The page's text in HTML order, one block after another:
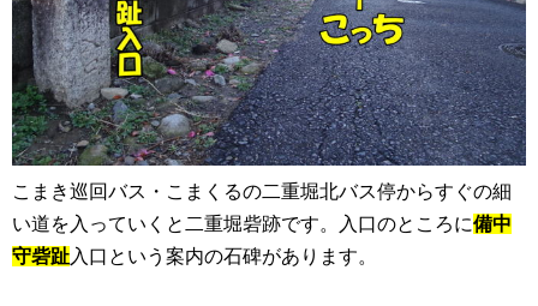
こまき巡回バス・こまくるの二重堀北バス停からすぐの細
い道を入っていくと二重堀砦跡です。入口のところに備中
守砦趾入口という案内の石碑があります。